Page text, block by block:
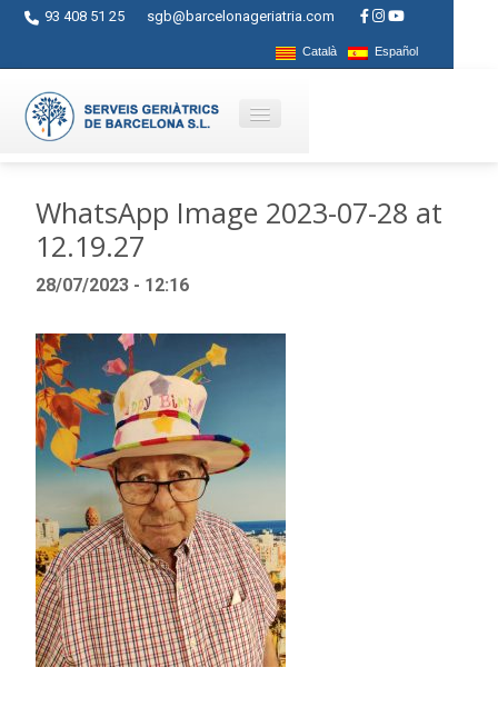
93 408 51 25 sgb@barcelonageriatria.com
Català Español
Servicios
Actividades
Centros
Ayudas
Contacto
Blog
WhatsApp Image 2023-07-28 at
12.19.27
28/07/2023 - 12:16